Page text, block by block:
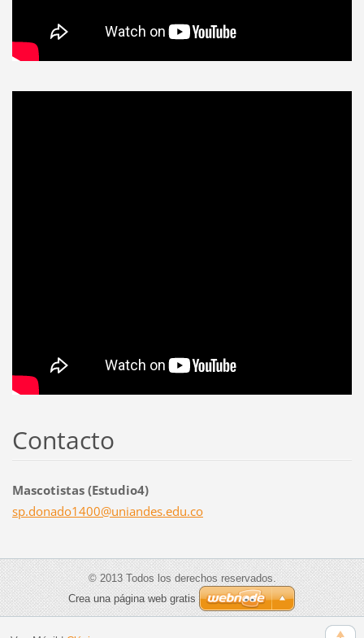
Contacto
Mascotistas (Estudio4)
sp.donado1400@uniandes.edu.co
© 2013 Todos los derechos reservados.
Crea una página web gratis